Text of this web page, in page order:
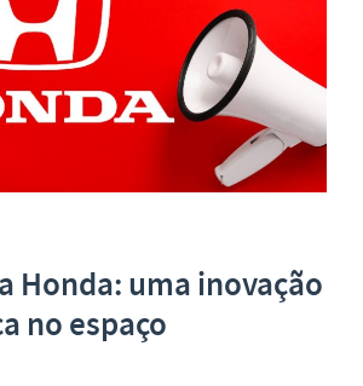
Honda: uma inovação
no espaço